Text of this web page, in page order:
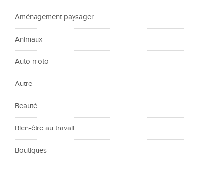
Aménagement paysager
Animaux
Auto moto
Autre
Beauté
Bien-être au travail
Boutiques